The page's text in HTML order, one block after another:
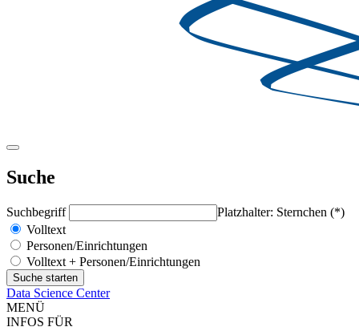
Suche
Suchbegriff
Platzhalter: Sternchen (*)
Volltext
Personen/Einrichtungen
Volltext + Personen/Einrichtungen
Data Science Center
MENÜ
INFOS FÜR